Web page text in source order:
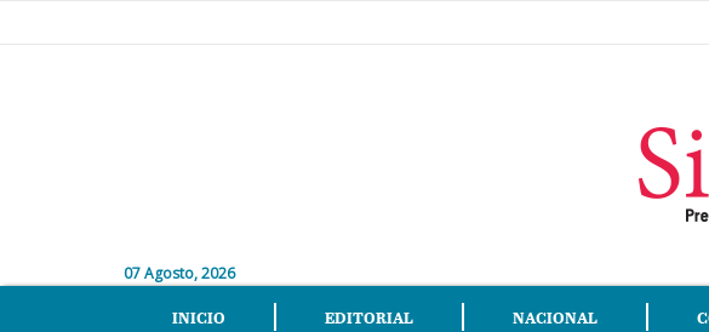
07 Agosto, 2026
INICIO EDITORIAL NACIONAL